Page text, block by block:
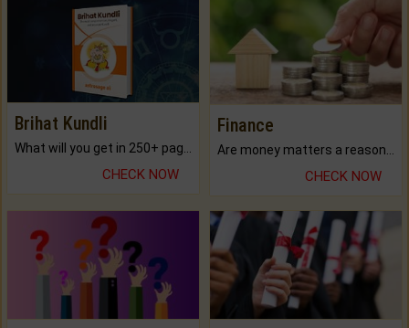
Brihat Kundli
CHECK NOW
Finance
CHECK NOW